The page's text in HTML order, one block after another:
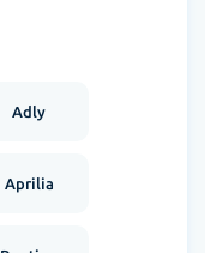
Adly
Aprilia